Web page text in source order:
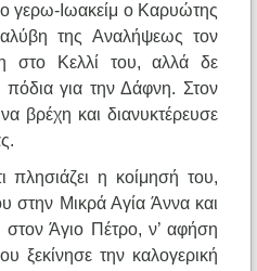
γερω-Ιωακείμ ο Καρυώτης
της Αναλήψεως τον
στο Κελλί του, αλλά δε
πόδια για την Δάφνη. Στον
βρέχη και διανυκτέρευσε
πλησιάζει η κοίμησή του,
στην Μικρά Αγία Άννα και
στον Άγιο Πέτρο, ν’ αφήση
ξεκίνησε την καλογερική